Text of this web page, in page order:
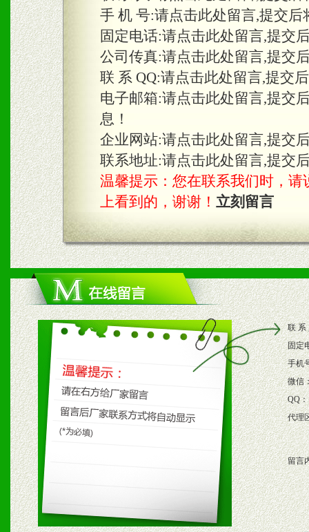
三、物料及媒体
1、免费提供体验及宣传彩
2、不定期在各大知名网站
知名度和影响力。
3、根据地方实际情况提供
具。
四、市场操作及支持
1、根据区域市场协助制定
2、根据具体情况公司给予
3、根据市场需要，派驻区
保产品顺利销售。
4、根据市场情况公司给予
购支持。
五、退换货制度
1、给予前期市场操作一定
手 机 号:请点击此处留言,提交
固定电话:请点击此处留言,提交
公司传真:请点击此处留言,提交
联 系 QQ:请点击此处留言,提交
电子邮箱:请点击此处留言,提交
息！
企业网站:请点击此处留言,提交
联系地址:请点击此处留言,提交
温馨提示：您在联系我们时，请
上看到的，谢谢！ 立刻留言
联 系
固定
手机
微信
QQ：
代理
留言